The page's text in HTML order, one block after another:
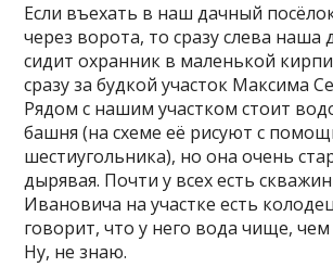
Если въехать в наш дачный
через ворота, то сразу слева наша
сидит охранник в маленькой
сразу за будкой участок Максима
Рядом с нашим участком стоит
башня (на схеме её рисуют с
шестиугольника), но она очень
дырявая. Почти у всех есть
Ивановича на участке есть
говорит, что у него вода чище,
Ну, не знаю.